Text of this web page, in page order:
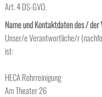
Art. 4 DS-GVO.
Name und Kontaktdaten des /
Unser/e Verantwortliche/r
ist:
HECA Rohrreinigung
Am Theater 26